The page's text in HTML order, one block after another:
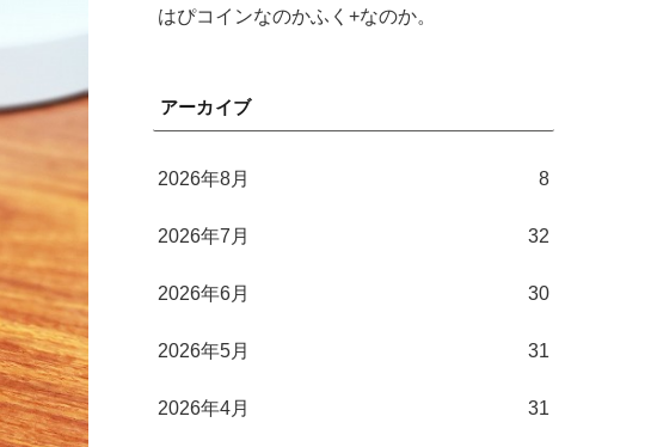
はぴコインなのかふく+なのか。
アーカイブ
2026年8月 8
2026年7月 32
2026年6月 30
2026年5月 31
2026年4月 31